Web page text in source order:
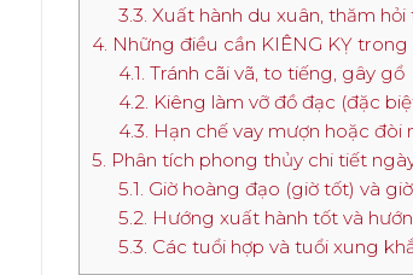
3.3. Xuất hành du xuân, thăm
4. Những điều cần KIÊNG KỴ
4.1. Tránh cãi vã, to tiếng, gây gổ
4.2. Kiêng làm vỡ đồ đạc (đặc
4.3. Hạn chế vay mượn hoặc đòi
5. Phân tích phong thủy chi tiết
5.1. Giờ hoàng đạo (giờ tốt) và
5.2. Hướng xuất hành tốt và
5.3. Các tuổi hợp và tuổi xung